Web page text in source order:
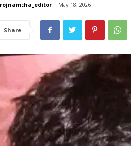
rojnamcha_editor May 18, 2026
Share